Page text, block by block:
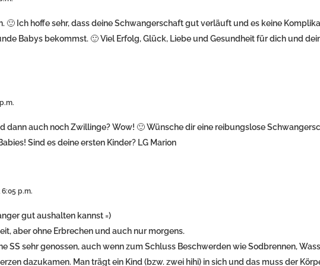
🙂 Ich hoffe sehr, dass deine Schwangerschaft gut verläuft und es keine
Babys bekommst. 🙂 Viel Erfolg, Glück, Liebe und Gesundheit für dich und
dann auch noch Zwillinge? Wow! 🙂 Wünsche dir eine reibungslose
Sind es deine ersten Kinder? LG Marion
6:05 p.m.
gut aushalten kannst =)
aber ohne Erbrechen und auch nur morgens.
SS sehr genossen, auch wenn zum Schluss Beschwerden wie Sodbrennen,
dazukamen. Man trägt ein Kind (bzw. zwei hihi) in sich und das muss der